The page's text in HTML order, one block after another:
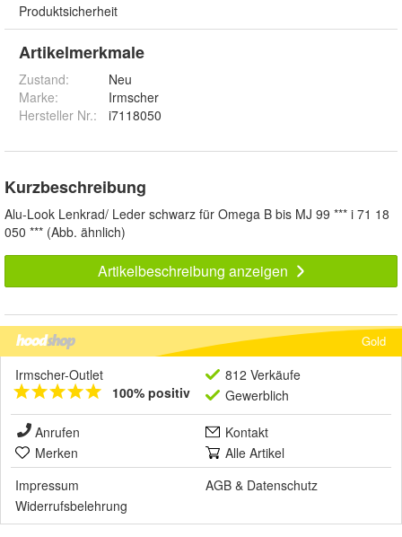
Produktsicherheit
Artikelmerkmale
Zustand:
Neu
Marke:
Irmscher
Hersteller Nr.:
i7118050
Kurzbeschreibung
Alu-Look Lenkrad/ Leder schwarz für Omega B bis MJ 99 *** i 71 18
050 *** (Abb. ähnlich)
Artikelbeschreibung anzeigen
Gold
Irmscher-Outlet
100% positiv
812 Verkäufe
Gewerblich
Anrufen
Kontakt
Merken
Alle Artikel
Impressum
AGB & Datenschutz
Widerrufsbelehrung